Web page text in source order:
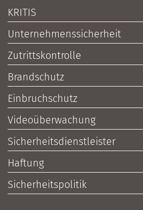
KRITIS
Unternehmenssicherheit
Zutrittskontrolle
Brandschutz
Einbruchschutz
Videoüberwachung
Sicherheitsdienstleister
Haftung
Sicherheitspolitik